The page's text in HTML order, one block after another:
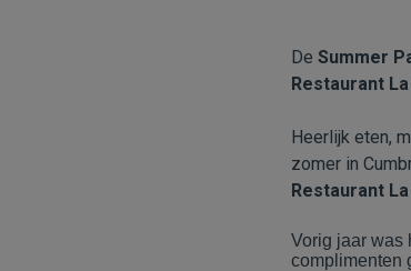
De Summer
Restaurant
Heerlijk eten,
zomer in
Restaurant
Vorig jaar was
complimenten